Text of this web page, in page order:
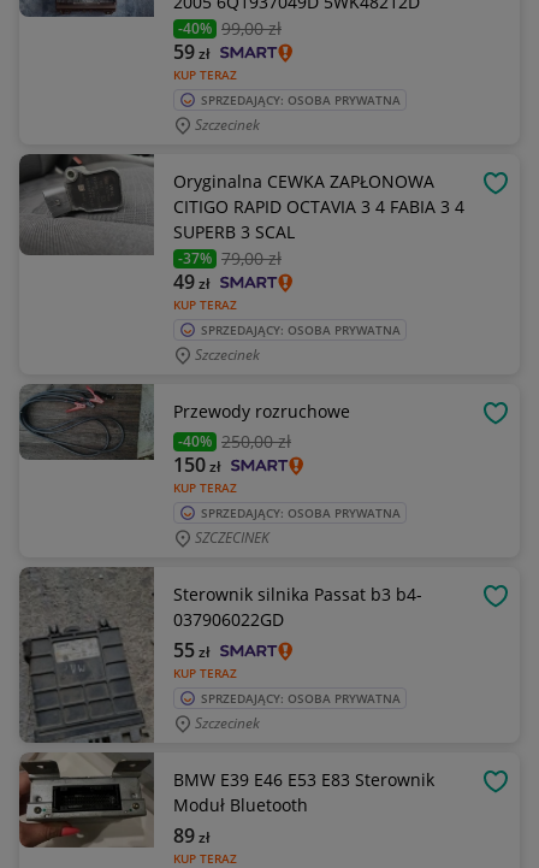
-40% 99,00 zł
KUP TERAZ
59zł
SPRZEDAJĄCY: OSOBA PRYWATNA
Szczecinek
Oryginalna CEWKA ZAPŁONOWA
CITIGO RAPID OCTAVIA 3 4 FABIA 3 4
SUPERB 3 SCAL
-37% 79,00 zł
KUP TERAZ
49zł
SPRZEDAJĄCY: OSOBA PRYWATNA
Szczecinek
Przewody rozruchowe
-40% 250,00 zł
KUP TERAZ
150zł
SPRZEDAJĄCY: OSOBA PRYWATNA
SZCZECINEK
Sterownik silnika Passat b3 b4-
037906022GD
KUP TERAZ
55zł
SPRZEDAJĄCY: OSOBA PRYWATNA
Szczecinek
BMW E39 E46 E53 E83 Sterownik
Moduł Bluetooth
KUP TERAZ
89zł